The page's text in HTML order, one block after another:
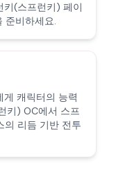
키(스프런키) 페이
준비하세요.
캐릭터의 능력
키) OC에서 스프
리듬 기반 전투